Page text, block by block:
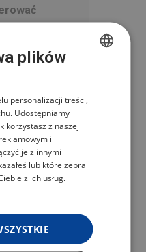
cieszyć
bez
pilota.
czy siedzisz na
masz pełną
tej samej
POLISH
ENGLISH
plików
personalizacji treści,
Udostępniamy
korzystasz z naszej
i
je z innymi
lub które zebrali
z ich usług.